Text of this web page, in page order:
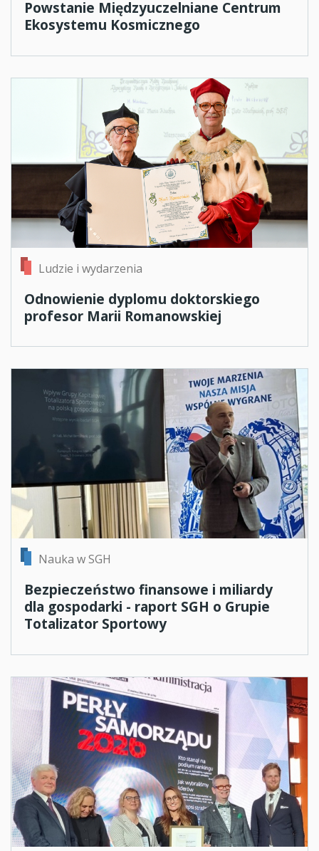
Powstanie Międzyuczelniane Centrum
Ekosystemu Kosmicznego
Ludzie i wydarzenia
Odnowienie dyplomu doktorskiego
profesor Marii Romanowskiej
Nauka w SGH
Bezpieczeństwo finansowe i miliardy
dla gospodarki - raport SGH o Grupie
Totalizator Sportowy